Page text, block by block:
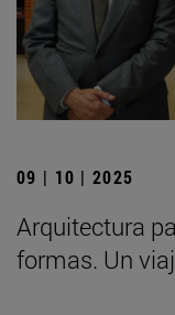
09 | 10 | 2025
Arquitectura
formas. Un